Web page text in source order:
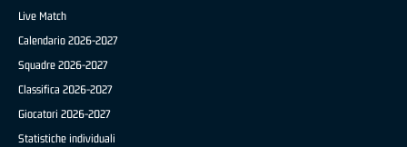
Live Match
Calendario 2026-2027
Squadre 2026-2027
Classifica 2026-2027
Giocatori 2026-2027
Statistiche individuali